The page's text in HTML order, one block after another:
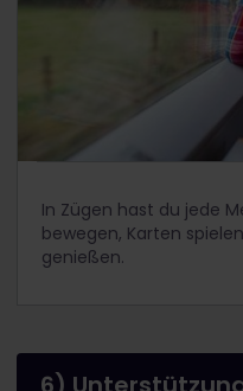
In Zügen hast du jede
bewegen, Karten
genießen.